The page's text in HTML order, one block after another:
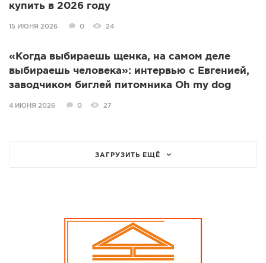
купить в 2026 году
15 ИЮНЯ 2026 0 24
«Когда выбираешь щенка, на самом деле
выбираешь человека»: интервью с Евгенией,
заводчиком биглей питомника Oh my dog
4 ИЮНЯ 2026 0 27
ЗАГРУЗИТЬ ЕЩЁ